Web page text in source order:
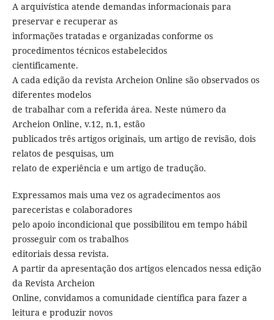
A arquivística atende demandas informacionais para
preservar e recuperar as
informações tratadas e organizadas conforme os
procedimentos técnicos estabelecidos
cientificamente.
A cada edição da revista Archeion Online são observados os
diferentes modelos
de trabalhar com a referida área. Neste número da
Archeion Online, v.12, n.1, estão
publicados três artigos originais, um artigo de revisão, dois
relatos de pesquisas, um
relato de experiência e um artigo de tradução.
Expressamos mais uma vez os agradecimentos aos
pareceristas e colaboradores
pelo apoio incondicional que possibilitou em tempo hábil
prosseguir com os trabalhos
editoriais dessa revista.
A partir da apresentação dos artigos elencados nessa edição
da Revista Archeion
Online, convidamos a comunidade científica para fazer a
leitura e produzir novos